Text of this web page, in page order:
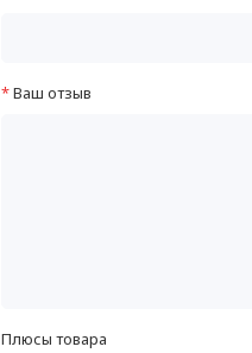
Ваш отзыв
Плюсы товара